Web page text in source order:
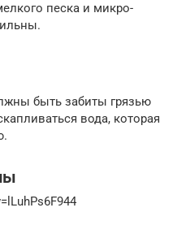
песка и микро-
быть забиты грязью
вода, которая